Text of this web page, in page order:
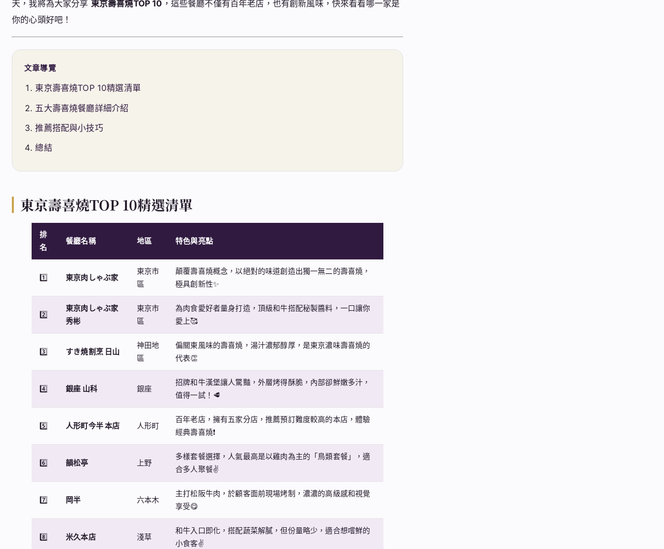
天，我將為大家分享 東京壽喜燒TOP 10 ，這些餐廳不僅有百年老店，也有創新風味，快來看看哪一家是
你的心頭好吧！
文章導覽
東京壽喜燒TOP 10精選清單
五大壽喜燒餐廳詳細介紹
推薦搭配與小技巧
總結
東京壽喜燒TOP 10精選清單
排
名
餐廳名稱 地區 特色與亮點
1️⃣ 東京肉しゃぶ家
東京市
區
顛覆壽喜燒概念，以絕對的味道創造出獨一無二的壽喜燒，
極具創新性✨
2️⃣
東京肉しゃぶ家
秀彬
東京市
區
為肉食愛好者量身打造，頂級和牛搭配秘製醬料，一口讓你
愛上🥰
3️⃣ すき焼割烹 日山
神田地
區
偏關東風味的壽喜燒，湯汁濃郁醇厚，是東京濃味壽喜燒的
代表👏
4️⃣ 銀座 山科 銀座
招牌和牛漢堡讓人驚豔，外層烤得酥脆，內部卻鮮嫩多汁，
值得一試！🥩
5️⃣ 人形町今半 本店 人形町
百年老店，擁有五家分店，推薦預訂難度較高的本店，體驗
經典壽喜燒❗
6️⃣ 韻松亭 上野
多樣套餐選擇，人氣最高是以雞肉為主的「鳥類套餐」，適
合多人聚餐✌
7️⃣ 岡半 六本木
主打松阪牛肉，於顧客面前現場烤制，濃濃的高級感和視覺
享受😋
8️⃣ 米久本店 淺草
和牛入口即化，搭配蔬菜解膩，但份量略少，適合想嚐鮮的
小食客✌